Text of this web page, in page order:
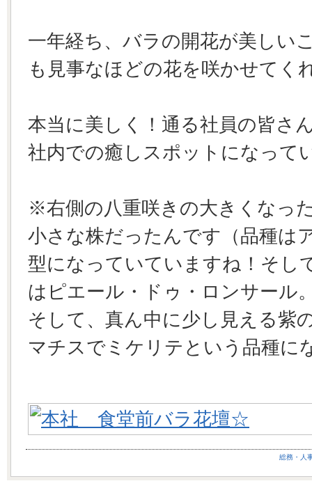
一年経ち、バラの開花が美しい
も見事なほどの花を咲かせてく
本当に美しく！通る社員の皆さ
社内での癒しスポットになって
※右側の八重咲きの大きくなっ
小さな株だったんです（品種は
型になっていていますね！そし
はピエール・ドゥ・ロンサール
そして、真ん中に少し見える紫
マチスでミケリテという品種に
総務・人